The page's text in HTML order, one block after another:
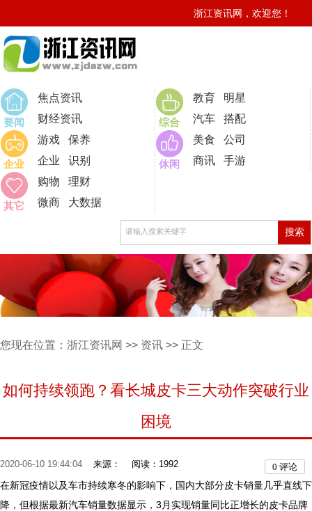
浙江资讯网，欢迎您！
要闻
焦点资讯
财经资讯
综合
教育
明星
汽车
搭配
企业
游戏
保养
企业
识别 休闲
美食
公司
商讯
手游
其它
购物
理财
微商
大数据
您现在位置： 浙江资讯网 >> 资讯 >> 正文
如何持续领跑？看长城皮卡三大动作突破行业
困境
2020-06-10 19:44:04 来源： 阅读：1992 0 评论
在新冠疫情以及车市持续寒冬的影响下，国内大部分皮卡销量几乎直线下
降，但根据最新汽车销量数据显示，3月实现销量同比正增长的皮卡品牌